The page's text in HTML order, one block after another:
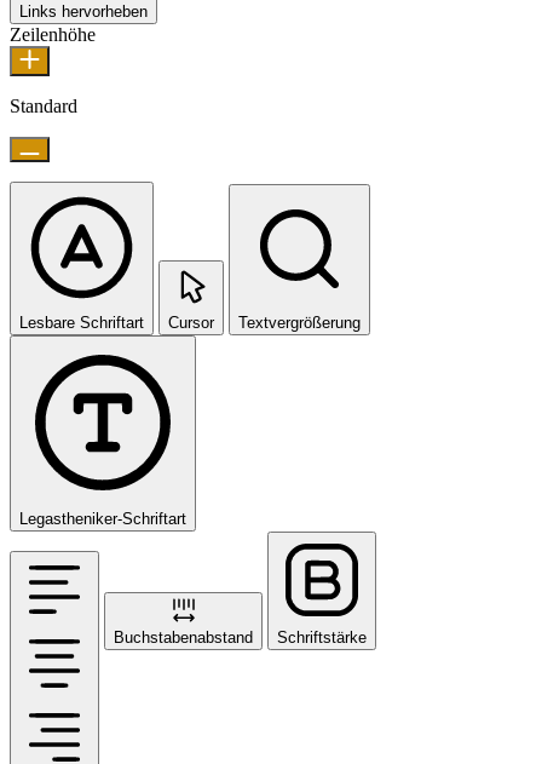
Links hervorheben
Zeilenhöhe
Standard
Lesbare Schriftart Cursor Textvergrößerung
Legastheniker-Schriftart
Buchstabenabstand Schriftstärke